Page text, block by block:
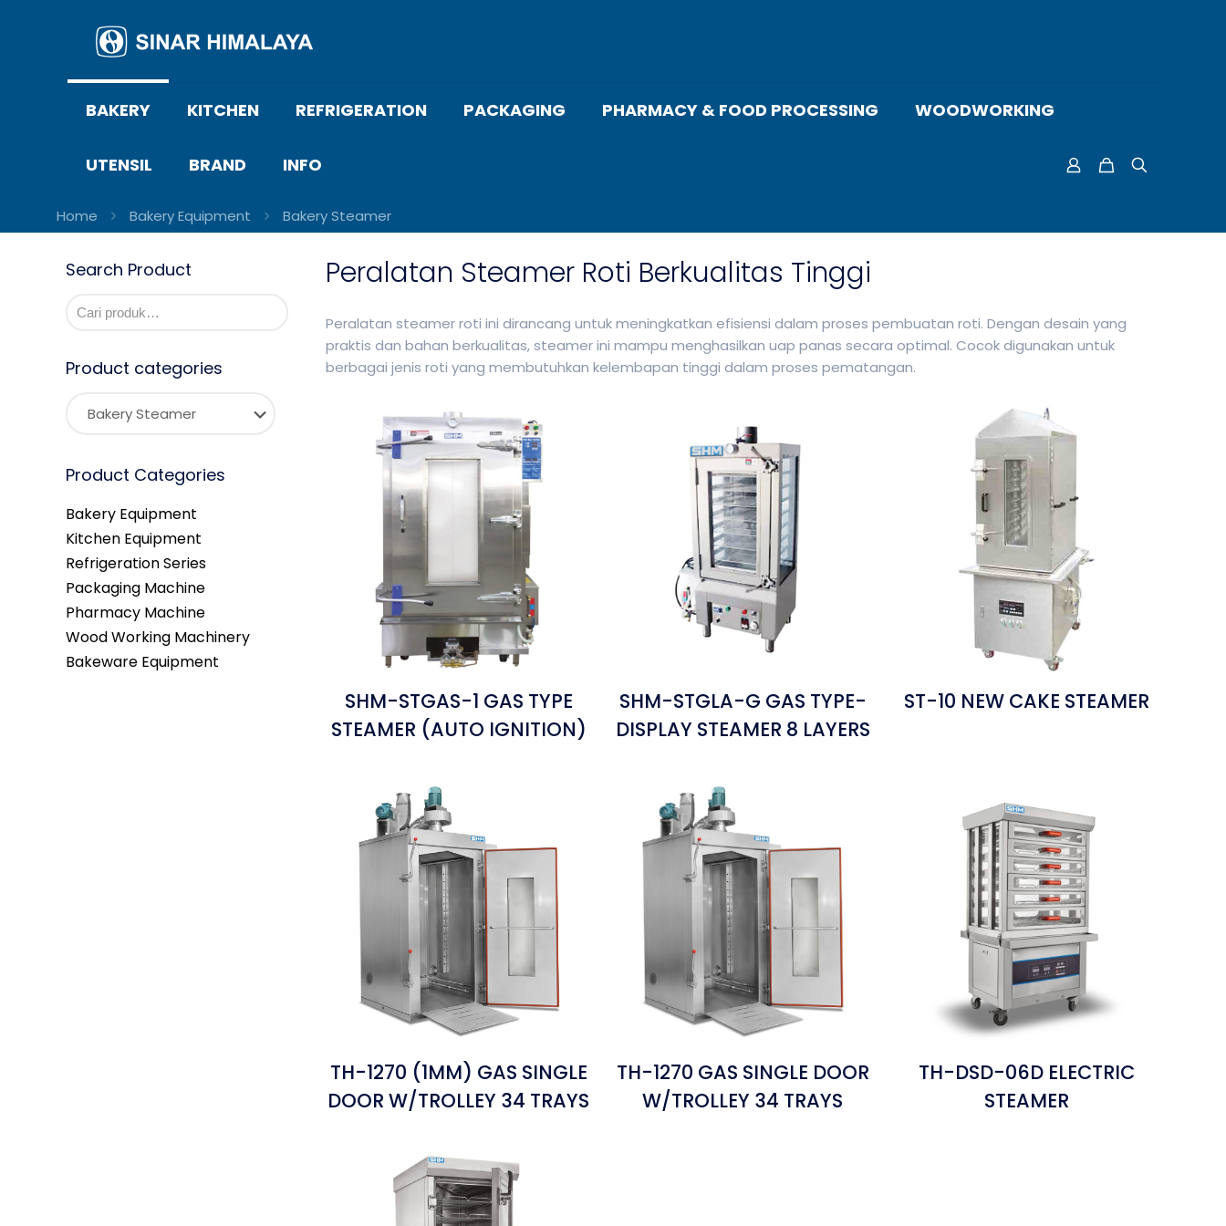
BAKERY KITCHEN REFRIGERATION PACKAGING PHARMACY & FOOD PROCESSING WOODWORKING
UTENSIL BRAND INFO
Home Bakery Equipment Bakery Steamer
Peralatan Steamer Roti Berkualitas Tinggi
Peralatan steamer roti ini dirancang untuk meningkatkan efisiensi dalam proses pembuatan roti. Dengan desain yang
praktis dan bahan berkualitas, steamer ini mampu menghasilkan uap panas secara optimal. Cocok digunakan untuk
berbagai jenis roti yang membutuhkan kelembapan tinggi dalam proses pematangan.
SHM-STGAS-1 GAS TYPE
STEAMER (AUTO IGNITION)
SHM-STGLA-G GAS TYPE-
DISPLAY STEAMER 8 LAYERS
ST-10 NEW CAKE STEAMER
TH-1270 (1MM) GAS SINGLE
DOOR W/TROLLEY 34 TRAYS
TH-1270 GAS SINGLE DOOR
W/TROLLEY 34 TRAYS
TH-DSD-06D ELECTRIC
STEAMER
Search Product
Product categories
Product Categories
Bakery Equipment
Kitchen Equipment
Refrigeration Series
Packaging Machine
Pharmacy Machine
Wood Working Machinery
Bakeware Equipment